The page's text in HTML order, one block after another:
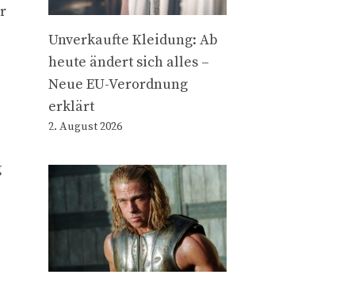
Unverkaufte Kleidung: Ab
heute ändert sich alles –
Neue EU-Verordnung
erklärt
2. August 2026